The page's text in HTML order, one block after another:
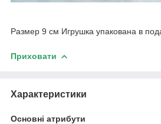
Размер 9 см Игрушка упакована в
Приховати
Характеристики
Основні атрибути